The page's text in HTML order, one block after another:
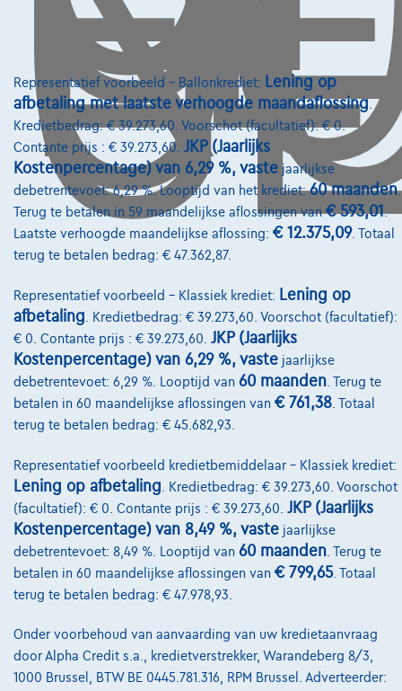
Mercedes-Benz C 200
C 200 MHE Benzine Aut-AMG Pack-Nav-HLeder-Pano-Led-360c-Keyless-
10/2021
Automaat 135 kW ( 184 PK )
€28.499 1
maandaflossing van
€7.671,61
Ontdek het volledige cijfervoorbeeld
3600 Genk,GMA Cars
Vergelijk
Bekijk wagen
NIEUWE PRIJS
Representatief voorbeeld – Ballonkrediet: Lening op
afbetaling met laatste verhoogde maandaflossing
Kredietbedrag: € 39.273,60. Voorschot (facultatief): € 0.
Contante prijs : € 39.273,60. JKP (Jaarlijks
Kostenpercentage) van 6,29 %, vaste jaarlijkse
debetrentevoet: 6,29 %. Looptijd van het krediet:60 maanden.
Terug te betalen in 59 maandelijkse aflossingen van€ 593,01.
Laatste verhoogde maandelijkse aflossing: € 12.375,09. Totaal
terug te betalen bedrag: € 47.362,87.
Representatief voorbeeld – Klassiek krediet: Lening op
afbetaling . Kredietbedrag: € 39.273,60. Voorschot (facultatief):
€ 0. Contante prijs : € 39.273,60. JKP (Jaarlijks
Kostenpercentage) van 6,29 %, vaste jaarlijkse
debetrentevoet: 6,29 %. Looptijd van 60 maanden . Terug te
betalen in 60 maandelijkse aflossingen van € 761,38 . Totaal
terug te betalen bedrag: € 45.682,93.
Representatief voorbeeld kredietbemiddelaar – Klassiek krediet:
Lening op afbetaling . Kredietbedrag: € 39.273,60. Voorschot
(facultatief): € 0. Contante prijs : € 39.273,60. JKP (Jaarlijks
Kostenpercentage) van 8,49 %, vaste jaarlijkse
debetrentevoet: 8,49 %. Looptijd van 60 maanden . Terug te
betalen in 60 maandelijkse aflossingen van € 799,65. Totaal
terug te betalen bedrag: € 47.978,93.
Onder voorbehoud van aanvaarding van uw kredietaanvraag
door Alpha Credit s.a., kredietverstrekker, Warandeberg 8/3,
1000 Brussel, BTW BE 0445.781.316, RPM Brussel. Adverteerder: